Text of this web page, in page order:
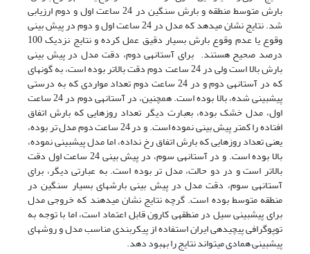
بارش متوسط منطقه و بارش سنگین در 24 ساعت اول و دوم ارزیابی
شد. نتایج نشان می­دهد که مدل در 24 ساعت اول و دوم در پیش بینی
وقوع یا عدم وقوع بارش بسیار دقیق عمل کرده و نتایج نزدیک 100
درصد صحیح هستند. برای آستانه­ی دوم، دقت مدل در پیش بینی
بارش بالا است ولی در 24 ساعت دوم دقت بالاتر بوده است، به گونه­ای
که در آستانه­ی دوم و در 24 ساعت دوم تعداد مواردی که به درستی
پیش­بینی شده، بالا بوده است. همچنین، در آستانه­ی دوم در 24 ساعت
اول، مدل خشک بوده، بعبارت دیگر تعداد روزهایی که بارش اتفاق
افتاده را کمتر پیش بینی نموده است. و در 24 ساعت دوم مدل تر بوده،
یعنی تعداد روزهایی که بارش اتفاق رخ نداده، اما مدل پیش­بینی نموده،
بالا بوده است. و در آستانه­ی سوم، در پیش بینی 24 ساعت اول دقت
بالاتر است و در دو حالت، مدل تر بوده است. به عبارتی دیگر، برای
آستانه­ی سوم، دقت مدل در پیش بینی بارش­های بسیار سنگین در
منطقه متوسط بوده است. گرچه نتایج نشان می­دهند که خروجی مدل
برای پیش­بینی سیل در منطقه­ی کارون قابل اعتماد است، اما با توجه به
توپوگرافی پیچیده­ی ایران استفاده از پیکربندی مناسب مدل و روش­های
پیش­بینی همادی می­تواند نتایج را بهبود دهد.